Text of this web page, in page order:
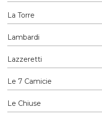
La Torre
Lambardi
Lazzeretti
Le 7 Camicie
Le Chiuse